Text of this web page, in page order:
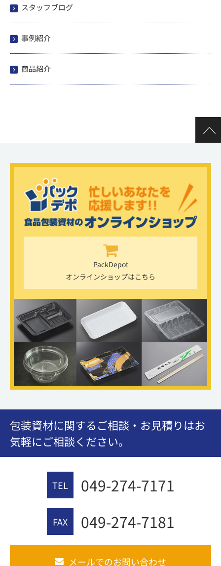
スタッフブログ
事例紹介
商品紹介
PackDepot
オンラインショップはこちら
包装資材に関するご相談・お見積りはお
気軽にご相談ください。
TEL 049-274-7171
FAX 049-274-7181
メールでのお問い合わせ